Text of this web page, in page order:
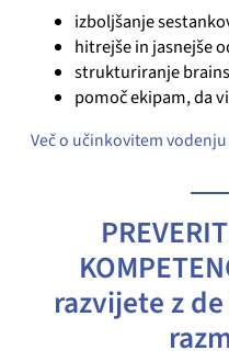
izboljšanje
hitrejše in jasnejše
strukturiranje
pomoč ekipam, da
Več o učinkovitem
razvijete z